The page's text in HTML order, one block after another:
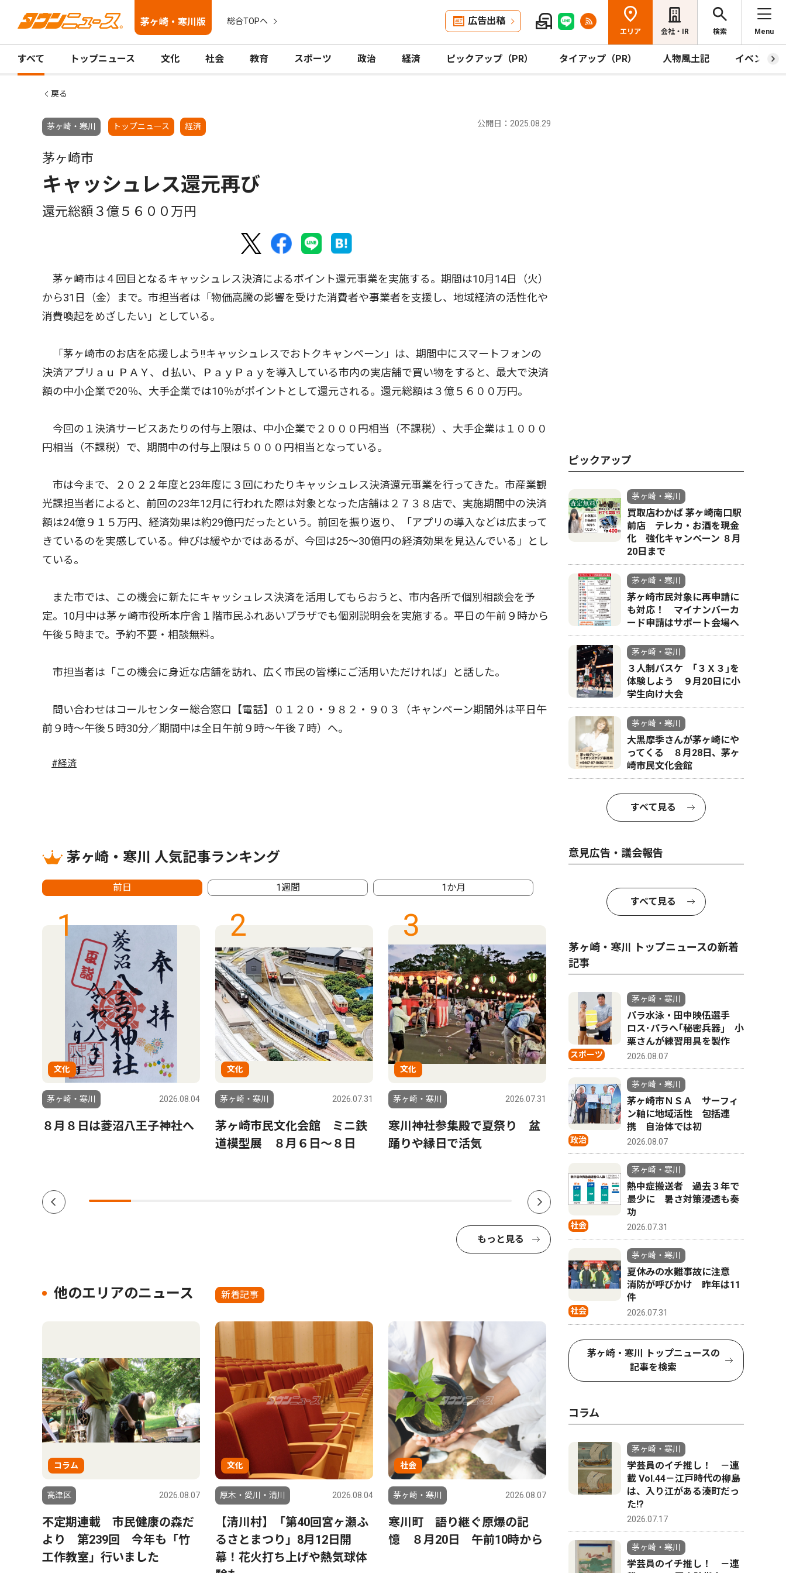
茅ヶ崎・寒川版 総合TOPへ 広告出稿
エリア 会社・IR 検索 Menu
すべて トップニュース 文化 社会 教育 スポーツ 政治 経済 ピックアップ（PR） タイアップ（PR） 人物風土記 イベント
戻る
茅ヶ崎・寒川 トップニュース 経済 公開日：2025.08.29
茅ヶ崎市
キャッシュレス還元再び
還元総額３億５６００万円
茅ヶ崎市は４回目となるキャッシュレス決済によるポイント還元事業を実施する。期間は10月14日（火）
から31日（金）まで。市担当者は「物価高騰の影響を受けた消費者や事業者を支援し、地域経済の活性化や
消費喚起をめざしたい」としている。
「茅ヶ崎市のお店を応援しよう‼キャッシュレスでおトクキャンペーン」は、期間中にスマートフォンの
決済アプリａｕ ＰＡＹ、ｄ払い、ＰａｙＰａｙを導入している市内の実店舗で買い物をすると、最大で決済
額の中小企業で20％、大手企業では10％がポイントとして還元される。還元総額は３億５６００万円。
今回の１決済サービスあたりの付与上限は、中小企業で２０００円相当（不課税）、大手企業は１０００
円相当（不課税）で、期間中の付与上限は５０００円相当となっている。
市は今まで、２０２２年度と23年度に３回にわたりキャッシュレス決済還元事業を行ってきた。市産業観
光課担当者によると、前回の23年12月に行われた際は対象となった店舗は２７３８店で、実施期間中の決済
額は24億９１５万円、経済効果は約29億円だったという。前回を振り返り、「アプリの導入などは広まって
きているのを実感している。伸びは緩やかではあるが、今回は25〜30億円の経済効果を見込んでいる」とし
ている。
また市では、この機会に新たにキャッシュレス決済を活用してもらおうと、市内各所で個別相談会を予
定。10月中は茅ヶ崎市役所本庁舎１階市民ふれあいプラザでも個別説明会を実施する。平日の午前９時から
午後５時まで。予約不要・相談無料。
市担当者は「この機会に身近な店舗を訪れ、広く市民の皆様にご活用いただければ」と話した。
問い合わせはコールセンター総合窓口【電話】０１２０・９８２・９０３（キャンペーン期間外は平日午
前９時〜午後５時30分／期間中は全日午前９時〜午後７時）へ。
#経済
茅ヶ崎・寒川 人気記事ランキング
前日 1週間 1か月
1
文化
茅ヶ崎・寒川 2026.08.04
８月８日は菱沼八王子神社へ
2
文化
茅ヶ崎・寒川 2026.07.31
茅ヶ崎市民文化会館 ミニ鉄
道模型展 ８月６日〜８日
3
文化
茅ヶ崎・寒川 2026.07.31
寒川神社参集殿で夏祭り 盆
踊りや縁日で活気
ピックアップ（PR）
茅ヶ崎・寒川 2026.07.31
大黒摩季さんが茅ヶ崎にやっ
てくる ８月28日、茅ヶ崎市
もっと見る
他のエリアのニュース 新着記事
コラム
高津区 2026.08.07
不定期連載 市民健康の森だ
より 第239回 今年も「竹
工作教室」行いました
文化
厚木・愛川・清川 2026.08.04
【清川村】「第40回宮ヶ瀬ふ
るさとまつり」8月12日開
幕！花火打ち上げや熱気球体
社会
茅ヶ崎・寒川 2026.08.07
寒川町 語り継ぐ原爆の記
憶 ８月20日 午前10時から
ピックアップ
茅ヶ崎・寒川
買取店わかば 茅ヶ崎南口駅
前店 テレカ・お酒を現金
化 強化キャンペーン ８月
20日まで
茅ヶ崎・寒川
茅ヶ崎市民対象に再申請に
も対応！ マイナンバーカ
ード申請はサポート会場へ
茅ヶ崎・寒川
３人制バスケ ｢３Ｘ３｣を
体験しよう ９月20日に小
学生向け大会
茅ヶ崎・寒川
大黒摩季さんが茅ヶ崎にや
ってくる ８月28日、茅ヶ
崎市民文化会館
すべて見る
意見広告・議会報告
すべて見る
茅ヶ崎・寒川 トップニュースの新着
記事
スポーツ
茅ヶ崎・寒川
パラ水泳・田中映伍選手
ロス･パラへ｢秘密兵器｣ 小
栗さんが練習用具を製作
2026.08.07
政治
茅ヶ崎・寒川
茅ヶ崎市ＮＳＡ サーフィ
ン軸に地域活性 包括連
携 自治体では初
2026.08.07
社会
茅ヶ崎・寒川
熱中症搬送者 過去３年で
最少に 暑さ対策浸透も奏
功
2026.07.31
社会
茅ヶ崎・寒川
夏休みの水難事故に注意
消防が呼びかけ 昨年は11
件
2026.07.31
茅ヶ崎・寒川 トップニュースの
記事を検索
コラム
茅ヶ崎・寒川
学芸員のイチ推し！ －連
載 Vol.44－江戸時代の柳島
は、入り江がある湊町だっ
た!?
2026.07.17
茅ヶ崎・寒川
学芸員のイチ推し！ －連